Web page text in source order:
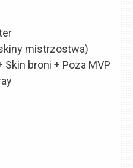
mistrzostwa)
Skin broni + Poza MVP